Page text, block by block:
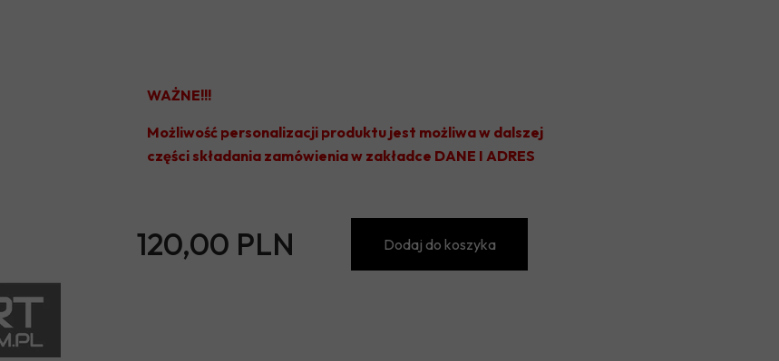
VICTORIA GŁOSKÓW
UKS KĄTY
Dodaj do koszyka
WAŻNE!!!
Możliwość personalizacji produktu jest możliwa w dalszej
części składania zamówienia w zakładce DANE I ADRES
120,00 PLN